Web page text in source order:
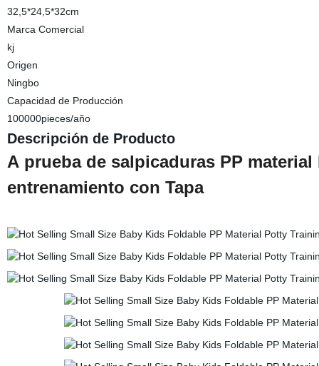
32,5*24,5*32cm
Marca Comercial
kj
Origen
Ningbo
Capacidad de Producción
100000pieces/año
Descripción de Producto
A prueba de salpicaduras PP
entrenamiento con Tapa